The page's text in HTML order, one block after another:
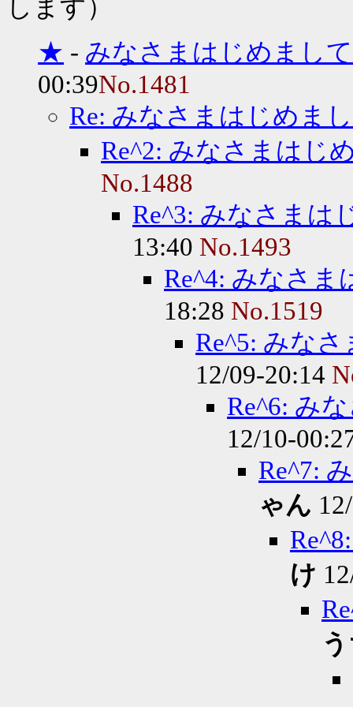
します）
★ - みなさまはじめまし
00:39No.1481
Re: みなさまはじめま
Re^2: みなさまはじ
No.1488
Re^3: みなさまは
13:40 No.1493
Re^4: みなさま
18:28 No.1519
Re^5: みな
12/09-20:14
Re^6: み
12/10-
Re^7:
ゃん
け